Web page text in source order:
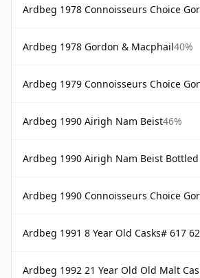
Ardbeg 1978 Connoisseurs Choice Gordon
Ardbeg 1978 Gordon & Macphail40%
Ardbeg 1979 Connoisseurs Choice Gordon
Ardbeg 1990 Airigh Nam Beist46%
Ardbeg 1990 Airigh Nam Beist Bottled
Ardbeg 1990 Connoisseurs Choice Gordon
Ardbeg 1991 8 Year Old Casks# 617 620
Ardbeg 1992 21 Year Old Old Malt Cask 15th Anniversary